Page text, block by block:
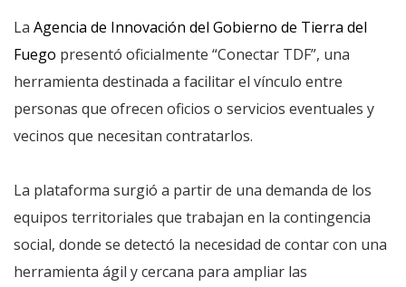
La Agencia de Innovación del Gobierno de Tierra del
Fuego presentó oficialmente “Conectar TDF”, una
herramienta destinada a facilitar el vínculo entre
personas que ofrecen oficios o servicios eventuales y
vecinos que necesitan contratarlos.
La plataforma surgió a partir de una demanda de los
equipos territoriales que trabajan en la contingencia
social, donde se detectó la necesidad de contar con una
herramienta ágil y cercana para ampliar las